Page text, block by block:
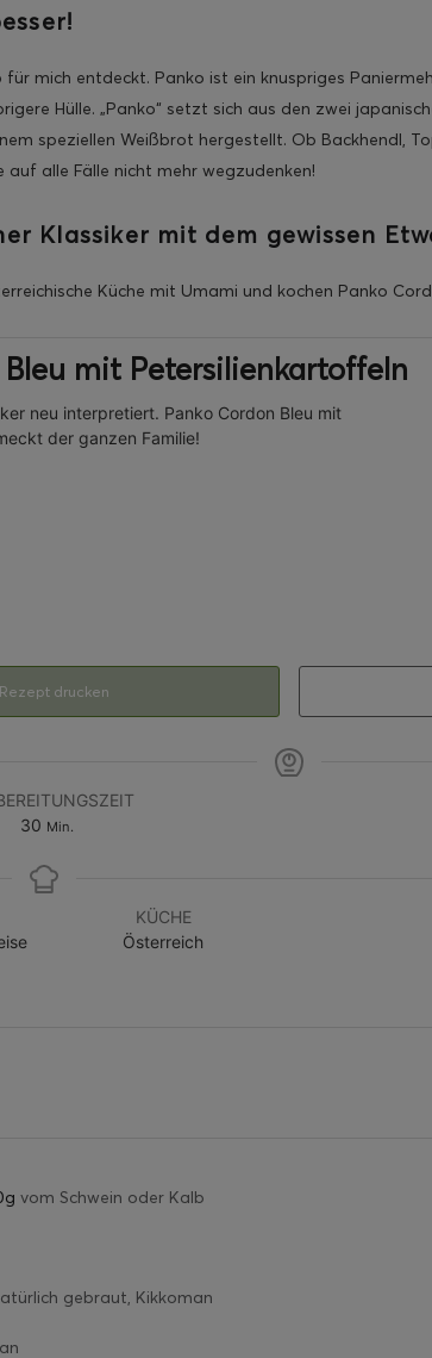
mich entdeckt. Panko ist ein knuspriges
Hülle. „Panko“ setzt sich aus den zwei
speziellen Weißbrot hergestellt. Ob Backhendl,
auf alle Fälle nicht mehr wegzudenken!
Klassiker mit dem gewissen
Küche mit Umami und kochen Panko
Bleu mit Petersilienkartoffeln
neu interpretiert. Panko Cordon Bleu mit
der ganzen Familie!
Rezept drucken
30 Min.
KÜCHE
Österreich
vom Schwein oder Kalb
gebraut, Kikkoman